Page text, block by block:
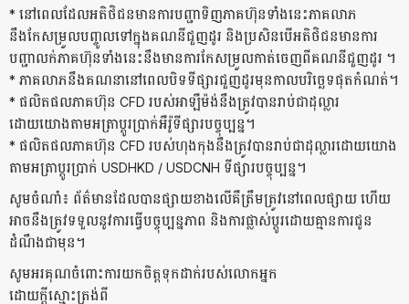
* នៅពេលដែលអតិថិជនមានការបញ្ជាទិញភាគហ៊ុនទាំងនេះភាគលាភ
នឹងកែសម្រួលបញ្ចូលទៅក្នុងគណនីជួញដូរ និងប្រសិនបើអតិថិជន​​​មានការ
បញ្ជាលក់ភាគហ៊ុនទាំងនេះនឹងមានការកែសម្រួលកាត់ចេញពីគណនីជួញដូរ ។
* ភាគលាភនឹងគណនានៅពេលបិទទីផ្សារជួញដូរមុនកាលបរិច្ឆេទផុតកំណត់។
* ផលិតផលភាគហ៊ុន CFD របស់អាឡឺម៉ង់នឹងត្រូវបានរាប់ជាដុល្លារ
ដោយយោងតាមអត្រាប្តូរប្រាក់អឺរ៉ូទីផ្សារបច្ចុប្បន្ន។
*​​ ផលិតផលភាគហ៊ុន CFD របស់ហុងកុងនឹងត្រូវបានរាប់ជាដុល្លារដោយយោង
តាមអត្រាប្តូរប្រាក់ USDHKD / USDCNH ទីផ្សារបច្ចុប្បន្ន។
សូមចំណាំ៖ ព័ត៌មានដែលបានផ្សាយខាងលើគឺត្រឹមត្រូវនៅពេលផ្សាយ ហើយ
អាចនឹងត្រូវទទួលនូវការធ្វើបច្ចុប្បន្នភាព និងការផ្លាស់ប្តូរដោយគ្មានការជូន
ដំណឹងជាមុន។
សូមអរគុណចំពោះការយកចិត្តទុកដាក់របស់លោកអ្នក
ដោយក្ដីស្មោះត្រង់ពី